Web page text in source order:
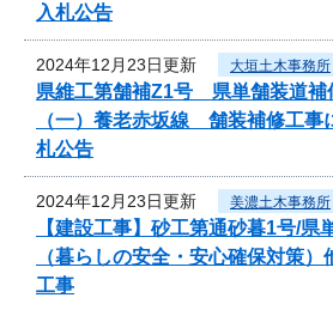
入札公告
2024年12月23日更新 大垣土木事務所
県維工第舗補Z1号 県単舗装道補
（一）養老赤坂線 舗装補修工事
札公告
2024年12月23日更新 美濃土木事務所
【建設工事】砂工第通砂暮1号/
（暮らしの安全・安心確保対策
工事